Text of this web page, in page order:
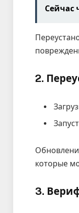
Сейчас
2.
которые
3.